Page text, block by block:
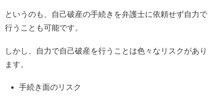
というのも、自己破産の手続きを弁護士に依頼せず自力で
行うことも可能です。
しかし、自力で自己破産を行うことは色々なリスクがあり
ます。
手続き面のリスク